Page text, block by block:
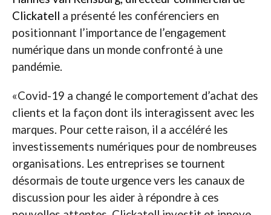
Clickatell a présenté les conférenciers en
positionnant l’importance de l’engagement
numérique dans un monde confronté à une
pandémie.
«Covid-19 a changé le comportement d’achat des
clients et la façon dont ils interagissent avec les
marques. Pour cette raison, il a accéléré les
investissements numériques pour de nombreuses
organisations. Les entreprises se tournent
désormais de toute urgence vers les canaux de
discussion pour les aider à répondre à ces